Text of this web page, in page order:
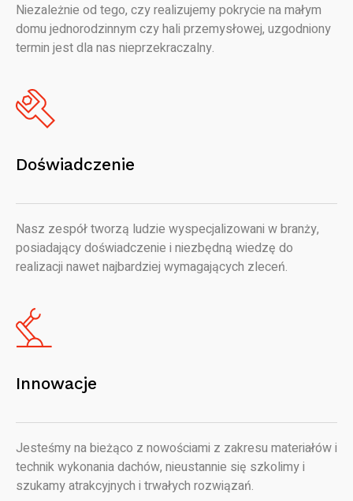
Niezależnie od tego, czy realizujemy pokrycie na małym
domu jednorodzinnym czy hali przemysłowej, uzgodniony
termin jest dla nas nieprzekraczalny.
Doświadczenie
Nasz zespół tworzą ludzie wyspecjalizowani w branży,
posiadający doświadczenie i niezbędną wiedzę do
realizacji nawet najbardziej wymagających zleceń.
Innowacje
Jesteśmy na bieżąco z nowościami z zakresu materiałów i
technik wykonania dachów, nieustannie się szkolimy i
szukamy atrakcyjnych i trwałych rozwiązań.